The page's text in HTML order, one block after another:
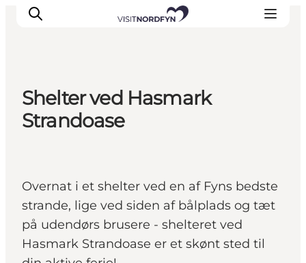
Oplev
Book oplevelser
For børn
Shelter ved Hasmark
Strandoase
Overnat i et shelter ved en af Fyns bedste
strande, lige ved siden af bålplads og tæt
på udendørs brusere - shelteret ved
Hasmark Strandoase er et skønt sted til